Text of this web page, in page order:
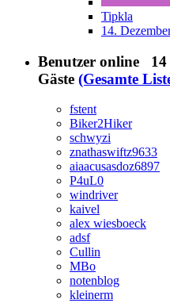
Tipkla
14.
Benutzer online
Gäste (Gesamte
fstent
Biker2Hiker
schwyzi
znathaswiftz9633
aiaacusasdoz6897
P4uL0
windriver
kaivel
alex wiesboeck
adsf
Cullin
MBo
notenblog
kleinerm